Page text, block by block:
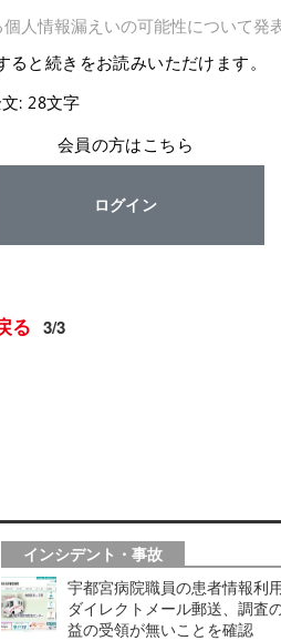
人情報漏えいの可能性について発表
と続きをお読みいただけます。
: 28文字
会員の方はこちら
ログイン
る 3/3
インシデント・事故
宇都宮病院職員の患者情報利
ダイレクトメール郵送、調査
益の受領が無いことを確認